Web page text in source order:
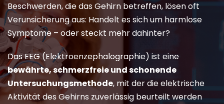
Beschwerden, die das Gehirn betreffen, lösen oft
Verunsicherung aus: Handelt es sich um harmlose
Symptome – oder steckt mehr dahinter?
Das EEG (Elektroenzephalographie) ist eine
bewährte, schmerzfreie und schonende
Untersuchungsmethode, mit der die elektrische
Aktivität des Gehirns zuverlässig beurteilt werden